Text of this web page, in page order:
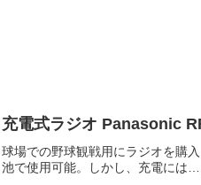
充電式ラジオ Panasonic
球場での野球観戦用にラジオを購
池で使用可能。しかし、充電には…